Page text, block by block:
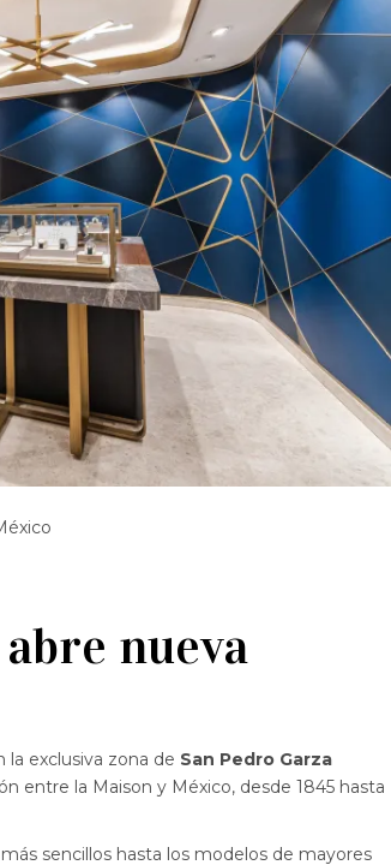
nueva
exclusiva zona de San Pedro Garza
entre la Maison y México, desde 1845 hasta
sencillos hasta los modelos de mayores